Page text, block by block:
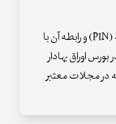
مقاله علمی و پژوهشی " سنجش احتمال معامله آگاهانه (PIN) و رابطه آن با
اوراق بهادار
با 25 فهرست منبع که در مجلات معتبر